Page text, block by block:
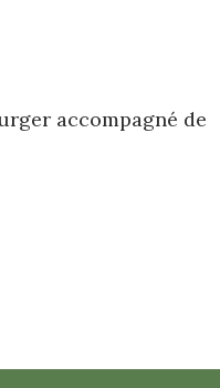
accompagné de